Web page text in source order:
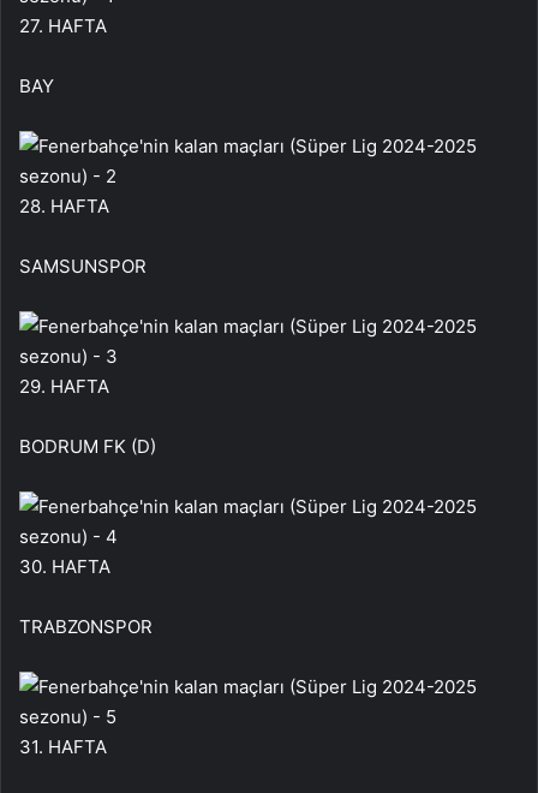
27. HAFTA
BAY
28. HAFTA
SAMSUNSPOR
29. HAFTA
BODRUM FK (D)
30. HAFTA
TRABZONSPOR
31. HAFTA